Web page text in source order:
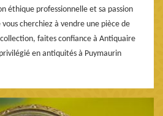
éthique professionnelle et sa passion
cherchiez à vendre une pièce de
faites confiance à Antiquaire
en antiquités à Puymaurin